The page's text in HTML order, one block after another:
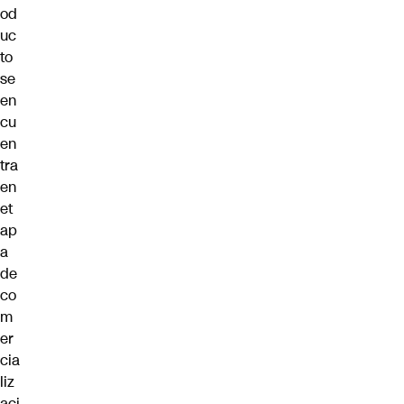
od
uc
to
se
en
cu
en
tra
en
et
ap
a
de
co
m
er
cia
liz